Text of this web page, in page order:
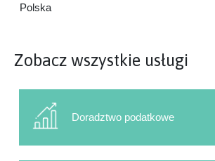
Polska
Zobacz wszystkie usługi
Doradztwo podatkowe